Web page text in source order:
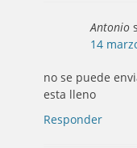
Antonio
14
no se puede
esta lleno
Responder